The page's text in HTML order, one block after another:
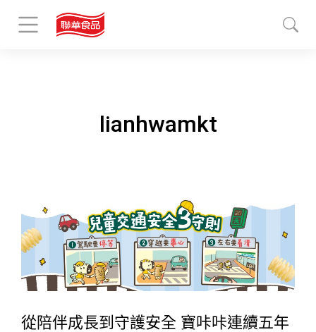
lianhwamkt
從陪伴成長到守護安全 寶咔咔連續五年